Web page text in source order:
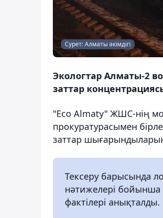
Сурет: Алматы әкімдігі
Экологтар Алматы-2
заттар
"Eco Almaty" ЖШС-нің
прокуратурасымен
заттар
Тексеру барысында
нәтижелері бойынша
фактілері анықталды.